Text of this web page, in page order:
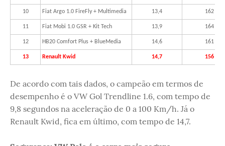
10 Fiat Argo 1.0 FireFly + Multimedia 13,4 162
11 Fiat Mobi 1.0 GSR + Kit Tech 13,9 164
12 HB20 Comfort Plus + BlueMedia 14,6 161
13 Renault Kwid 14,7 156
De acordo com tais dados, o campeão em termos de
desempenho é o VW Gol Trendline 1.6, com tempo de
9,8 segundos na aceleração de 0 a 100 Km/h. Já o
Renault Kwid, fica em último, com tempo de 14,7.